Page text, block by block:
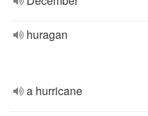
huragan
a hurricane